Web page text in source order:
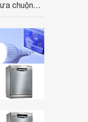
chuộng
mà
sức sang
sử dụng